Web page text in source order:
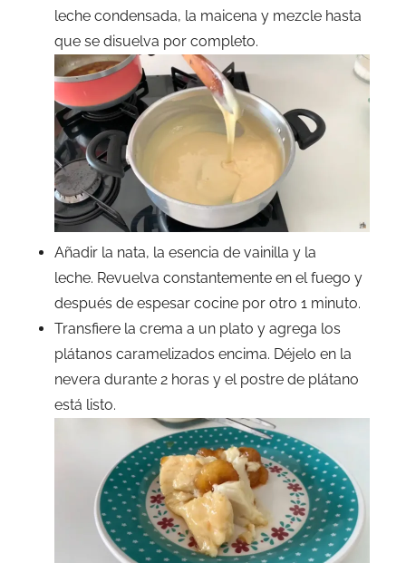
leche condensada, la maicena y mezcle hasta
que se disuelva por completo.
Añadir la nata, la esencia de vainilla y la
leche. Revuelva constantemente en el fuego y
después de espesar cocine por otro 1 minuto.
Transfiere la crema a un plato y agrega los
plátanos caramelizados encima. Déjelo en la
nevera durante 2 horas y el postre de plátano
está listo.